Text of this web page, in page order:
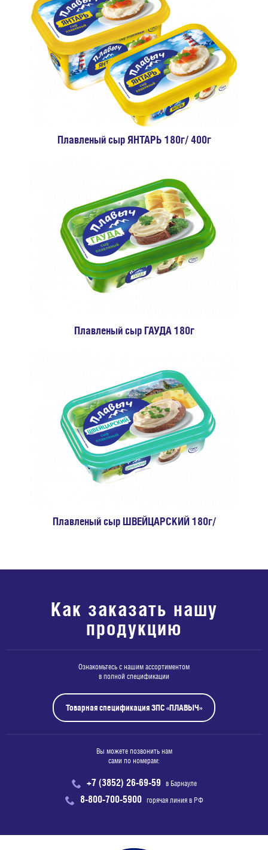
Плавленый сыр ЯНТАРЬ 180г/ 400г
Плавленый сыр ГАУДА 180г
Плавленый сыр ШВЕЙЦАРСКИЙ 180г/
Как заказать нашу
продукцию
Ознакомьтесь с нашим ассортиментом
в полной спецификации
Товарная спецификация ЗПС «ПЛАВЫЧ»
Вы можете позвонить нам
сами по номерам:
+7 (3852) 26-69-59 в Барнауле
8-800-700-5900 горячая линия в РФ